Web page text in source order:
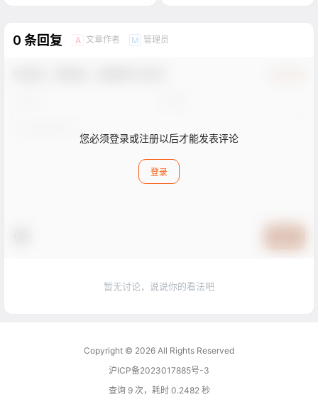
0 条回复 A 文章作者 M 管理员
您必须登录或注册以后才能发表评论
登录
暂无讨论，说说你的看法吧
Copyright © 2026 All Rights Reserved
沪ICP备2023017885号-3
查询 9 次，耗时 0.2482 秒